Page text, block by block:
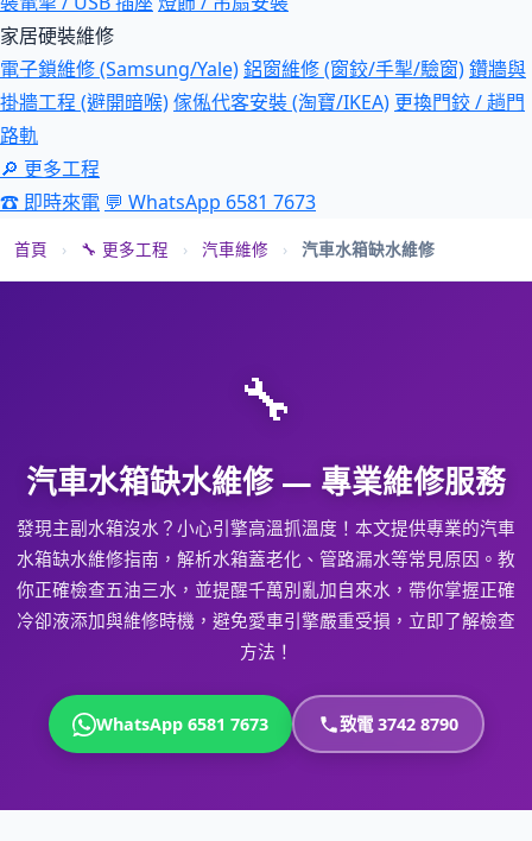
家居硬裝維修
電子鎖維修 (Samsung/Yale)鋁窗維修 (窗鉸/手掣/驗窗)鑽牆與
掛牆工程 (避開暗喉)傢俬代客安裝 (淘寶/IKEA) 更換門鉸 / 趟門
路軌
🔎 更多工程
☎ 即時來電 💬 WhatsApp 6581 7673
首頁 › 🔧 更多工程 › 汽車維修 › 汽車水箱缺水維修
🔧
汽車水箱缺水維修 — 專業維修服務
發現主副水箱沒水？小心引擎高溫抓溫度！本文提供專業的汽車
水箱缺水維修指南，解析水箱蓋老化、管路漏水等常見原因。教
你正確檢查五油三水，並提醒千萬別亂加自來水，帶你掌握正確
冷卻液添加與維修時機，避免愛車引擎嚴重受損，立即了解檢查
方法！
WhatsApp 6581 7673 致電 3742 8790